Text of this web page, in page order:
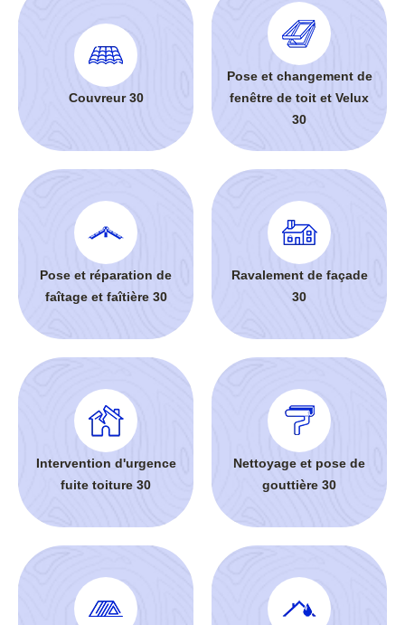
Couvreur 30
Pose et changement de
fenêtre de toit et Velux
30
Pose et réparation de
faîtage et faîtière 30
Ravalement de façade
30
Intervention d'urgence
fuite toiture 30
Nettoyage et pose de
gouttière 30